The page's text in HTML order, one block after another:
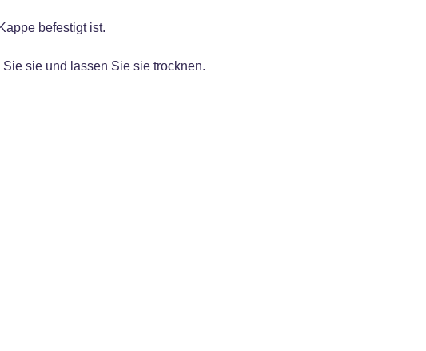
befestigt ist.
sie und lassen Sie sie trocknen.